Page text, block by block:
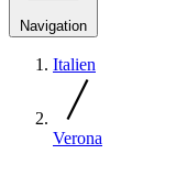
Navigation
Italien
Verona